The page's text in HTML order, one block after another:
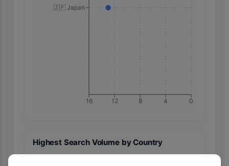
0
4
8
12
16
🇯🇵 Japan
Highest Search Volume by Country